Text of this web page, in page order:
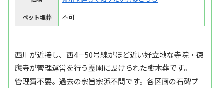
ペット埋葬 不可
西川が近接し、西4－50号線がほど近い好立地な寺院・徳
應寺が管理運営を行う霊園に設けられた樹木葬です。
管理費不要。過去の宗旨宗派不問です。各区画の石碑プ